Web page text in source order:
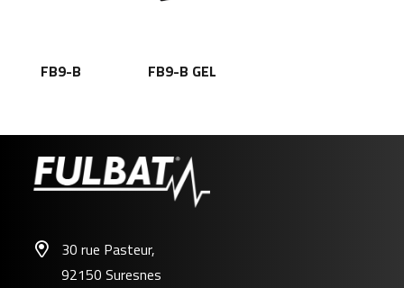
FB9-B FB9-B GEL
30 rue Pasteur,
92150 Suresnes